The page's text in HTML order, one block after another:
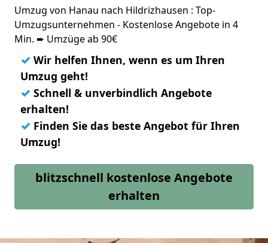
Umzug von Hanau nach Hildrizhausen : Top-
Umzugsunternehmen - Kostenlose Angebote in 4
Min. ➨ Umzüge ab 90€
✓ Wir helfen Ihnen, wenn es um Ihren
Umzug geht!
✓ Schnell & unverbindlich Angebote
erhalten!
✓ Finden Sie das beste Angebot für Ihren
Umzug!
blitzschnell kostenlose Angebote
erhalten